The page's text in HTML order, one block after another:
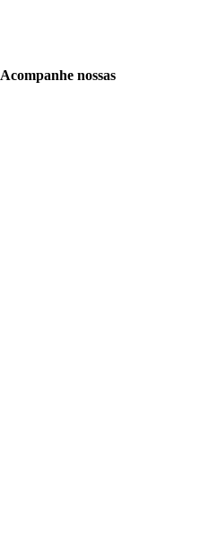
Acompanhe nossas